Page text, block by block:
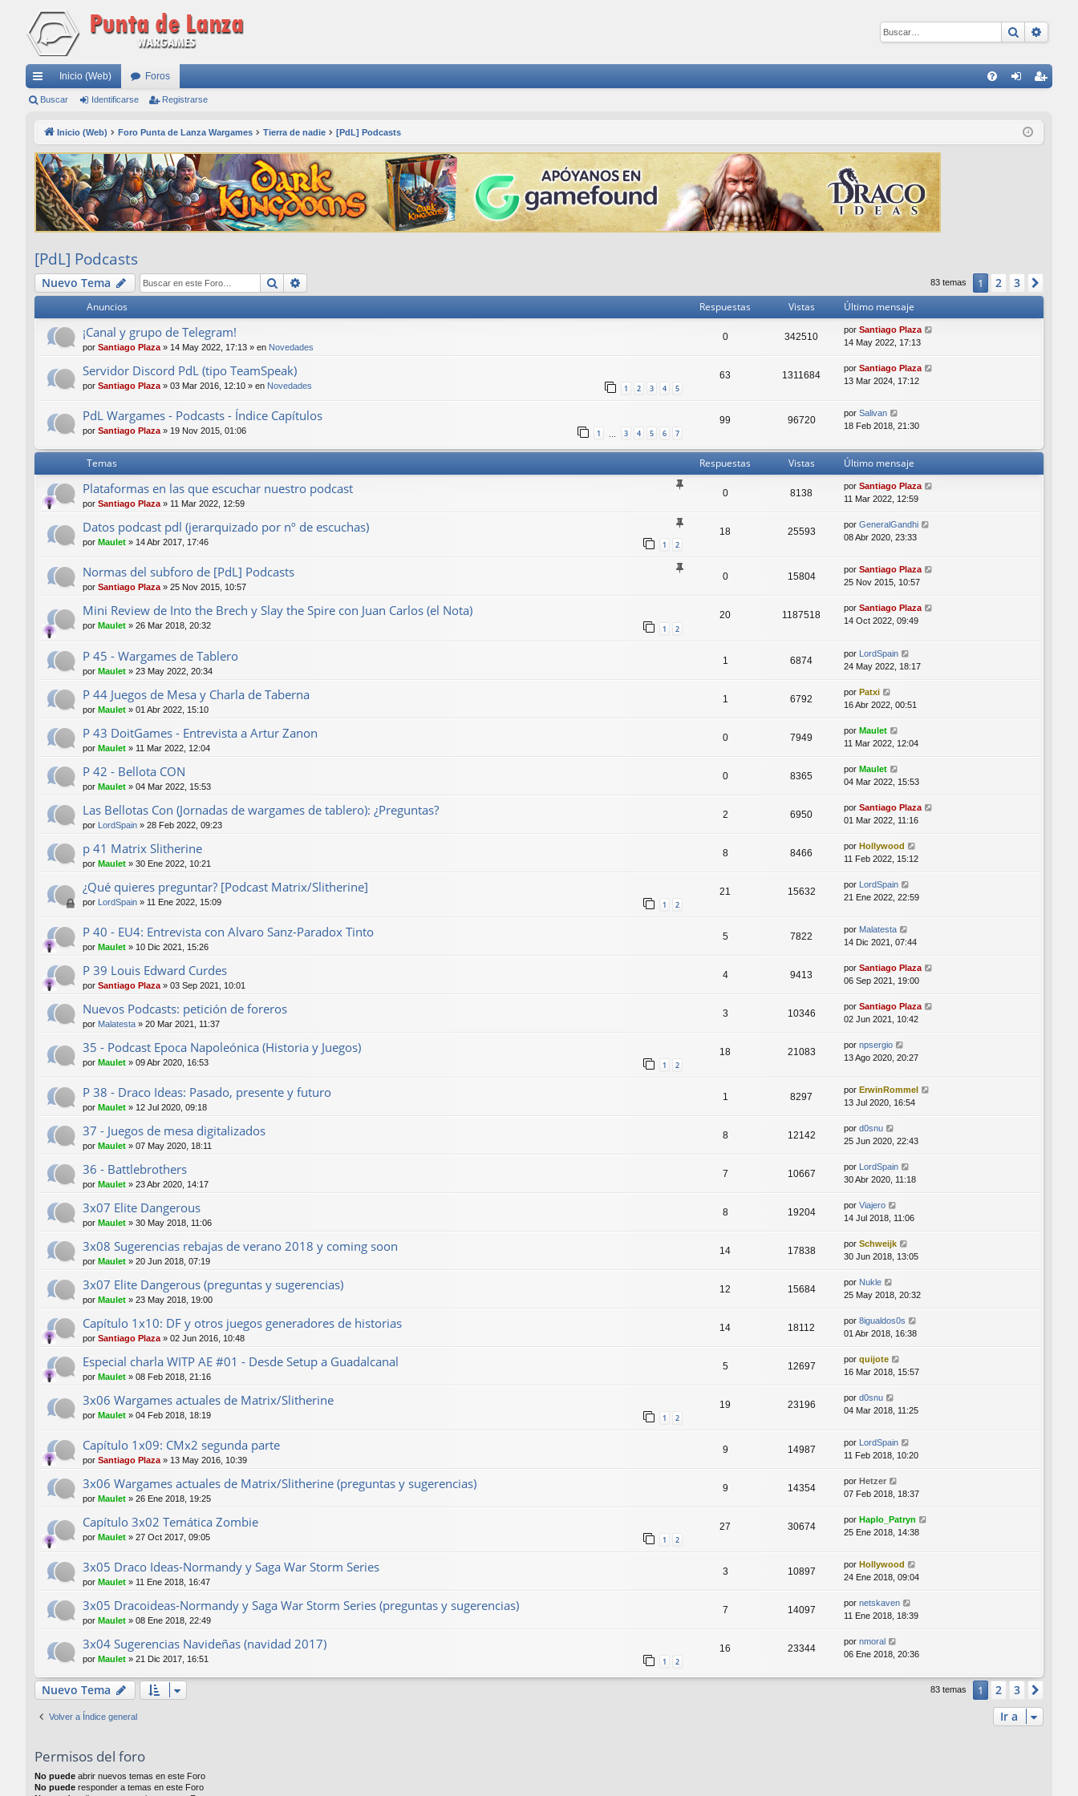
Buscar
nl
rá
pi
do
Inicio (Web) Foros
ist
Buscar Identificarse Registrarse
Inicio (Web) Foro Punta de Lanza Wargames Tierra de nadie [PdL] Podcasts
[PdL] Podcasts
Nuevo Tema Buscar 83 temas 1 2 3
Anuncios Respuestas Vistas Último mensaje
¡Canal y grupo de Telegram!
por Santiago Plaza » 14 May 2022, 17:13 » en Novedades
0 342510
por Santiago Plaza
14 May 2022, 17:13
Servidor Discord PdL (tipo TeamSpeak)
por Santiago Plaza » 03 Mar 2016, 12:10 » en Novedades 1 2 3 4 5
63 1311684
por Santiago Plaza
13 Mar 2024, 17:12
PdL Wargames - Podcasts - Índice Capítulos
por Santiago Plaza » 19 Nov 2015, 01:06 1 … 3 4 5 6 7
99 96720
por Salivan
18 Feb 2018, 21:30
Temas Respuestas Vistas Último mensaje
Plataformas en las que escuchar nuestro podcast
por Santiago Plaza » 11 Mar 2022, 12:59
0 8138
por Santiago Plaza
11 Mar 2022, 12:59
Datos podcast pdl (jerarquizado por nº de escuchas)
por Maulet » 14 Abr 2017, 17:46 1 2
18 25593
por GeneralGandhi
08 Abr 2020, 23:33
Normas del subforo de [PdL] Podcasts
por Santiago Plaza» 25 Nov 2015, 10:57
0 15804
por Santiago Plaza
25 Nov 2015, 10:57
Mini Review de Into the Brech y Slay the Spire con Juan Carlos (el Nota)
por Maulet » 26 Mar 2018, 20:32 1 2
20 1187518
por Santiago Plaza
14 Oct 2022, 09:49
P 45 - Wargames de Tablero
por Maulet » 23 May 2022, 20:34
1 6874
por LordSpain
24 May 2022, 18:17
P 44 Juegos de Mesa y Charla de Taberna
por Maulet » 01 Abr 2022, 15:10
1 6792
por Patxi
16 Abr 2022, 00:51
P 43 DoitGames - Entrevista a Artur Zanon
por Maulet » 11 Mar 2022, 12:04
0 7949
por Maulet
11 Mar 2022, 12:04
P 42 - Bellota CON
por Maulet » 04 Mar 2022, 15:53
0 8365
por Maulet
04 Mar 2022, 15:53
Las Bellotas Con (Jornadas de wargames de tablero): ¿Preguntas?
por LordSpain » 28 Feb 2022, 09:23
2 6950
por Santiago Plaza
01 Mar 2022, 11:16
p 41 Matrix Slitherine
por Maulet » 30 Ene 2022, 10:21
8 8466
por Hollywood
11 Feb 2022, 15:12
¿Qué quieres preguntar? [Podcast Matrix/Slitherine]
por LordSpain » 11 Ene 2022, 15:09 1 2
21 15632
por LordSpain
21 Ene 2022, 22:59
P 40 - EU4: Entrevista con Alvaro Sanz-Paradox Tinto
por Maulet » 10 Dic 2021, 15:26
5 7822
por Malatesta
14 Dic 2021, 07:44
P 39 Louis Edward Curdes
por Santiago Plaza » 03 Sep 2021, 10:01
4 9413
por Santiago Plaza
06 Sep 2021, 19:00
Nuevos Podcasts: petición de foreros
por Malatesta » 20 Mar 2021, 11:37
3 10346
por Santiago Plaza
02 Jun 2021, 10:42
35 - Podcast Epoca Napoleónica (Historia y Juegos)
por Maulet » 09 Abr 2020, 16:53 1 2
18 21083
por npsergio
13 Ago 2020, 20:27
P 38 - Draco Ideas: Pasado, presente y futuro
por Maulet » 12 Jul 2020, 09:18
1 8297
por ErwinRommel
13 Jul 2020, 16:54
37 - Juegos de mesa digitalizados
por Maulet » 07 May 2020, 18:11
8 12142
por d0snu
25 Jun 2020, 22:43
36 - Battlebrothers
por Maulet » 23 Abr 2020, 14:17
7 10667
por LordSpain
30 Abr 2020, 11:18
3x07 Elite Dangerous
por Maulet » 30 May 2018, 11:06
8 19204
por Viajero
14 Jul 2018, 11:06
3x08 Sugerencias rebajas de verano 2018 y coming soon
por Maulet » 20 Jun 2018, 07:19
14 17838
por Schweijk
30 Jun 2018, 13:05
3x07 Elite Dangerous (preguntas y sugerencias)
por Maulet » 23 May 2018, 19:00
12 15684
por Nukle
25 May 2018, 20:32
Capítulo 1x10: DF y otros juegos generadores de historias
por Santiago Plaza » 02 Jun 2016, 10:48
14 18112
por 8igualdos0s
01 Abr 2018, 16:38
Especial charla WITP AE #01 - Desde Setup a Guadalcanal
por Maulet » 08 Feb 2018, 21:16
5 12697
por quijote
16 Mar 2018, 15:57
3x06 Wargames actuales de Matrix/Slitherine
por Maulet » 04 Feb 2018, 18:19 1 2
19 23196
por d0snu
04 Mar 2018, 11:25
Capítulo 1x09: CMx2 segunda parte
por Santiago Plaza » 13 May 2016, 10:39
9 14987
por LordSpain
11 Feb 2018, 10:20
3x06 Wargames actuales de Matrix/Slitherine (preguntas y sugerencias)
por Maulet » 26 Ene 2018, 19:25
9 14354
por Hetzer
07 Feb 2018, 18:37
Capítulo 3x02 Temática Zombie
por Maulet » 27 Oct 2017, 09:05 1 2
27 30674
por Haplo_Patryn
25 Ene 2018, 14:38
3x05 Draco Ideas-Normandy y Saga War Storm Series
por Maulet » 11 Ene 2018, 16:47
3 10897
por Hollywood
24 Ene 2018, 09:04
3x05 Dracoideas-Normandy y Saga War Storm Series (preguntas y sugerencias)
por Maulet » 08 Ene 2018, 22:49
7 14097
por netskaven
11 Ene 2018, 18:39
3x04 Sugerencias Navideñas (navidad 2017)
por Maulet » 21 Dic 2017, 16:51 1 2
16 23344
por nmoral
06 Ene 2018, 20:36
Nuevo Tema 83 temas 1 2 3
Volver a Índice general Ir a
Permisos del foro
No puede abrir nuevos temas en este Foro
No puede responder a temas en este Foro